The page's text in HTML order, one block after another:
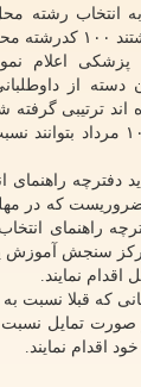
اعلام
دسته از
ترتیبی گرفته
شنبه ۸ تا روز دوشنبه ۱۰
دفترچه راهنمای
ضروریست که در
راهنمای
مرکز سنجش
نمایند.
که قبلا نسبت
صورت تمایل
اقدام نمایند.